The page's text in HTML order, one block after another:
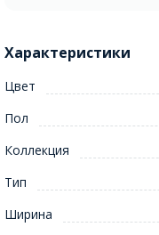
Характеристики
Цвет
Пол
Коллекция
Тип
Ширина